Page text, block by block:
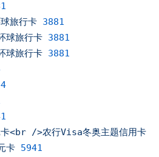
旅行卡 3881
球旅行卡 3881
球旅行卡 3881
卡<br />农行Visa冬奥主题信用卡
卡 5941